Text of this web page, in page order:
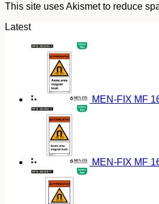
This site uses Akismet to reduce
Latest
MEN-FIX MF
MEN-FIX MF